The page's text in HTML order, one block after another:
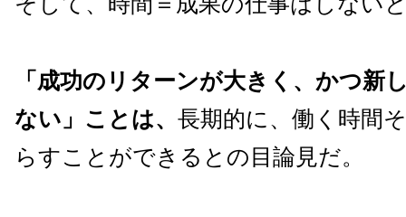
「成功のリターンが大きく、かつ新
ない」ことは、 長期的に、働く時間
らすことができるとの目論見だ。